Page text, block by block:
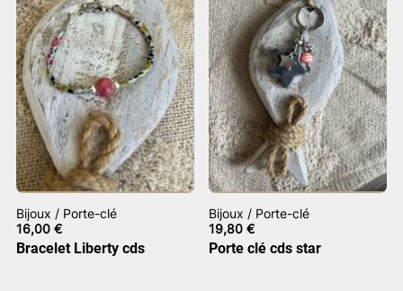
Bijoux / Porte-clé
16,00 €
Bracelet Liberty cds
Bijoux / Porte-clé
19,80€
Porte clé cds star